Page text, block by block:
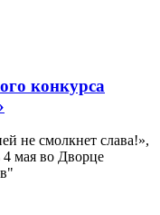
конкурса
не смолкнет слава!»,
мая во Дворце